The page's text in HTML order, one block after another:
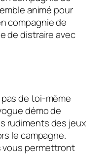
animé pour
compagnie de
de distraire avec
de toi-même
démo de
rudiments des jeux
le campagne.
vous permettront